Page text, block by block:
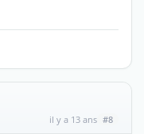
il y a 13 ans #8